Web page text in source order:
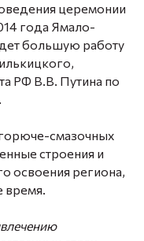
церемонии
года Ямало-
большую работу
РФ В.В. Путина по
смазочных
строения и
освоения региона,
время.